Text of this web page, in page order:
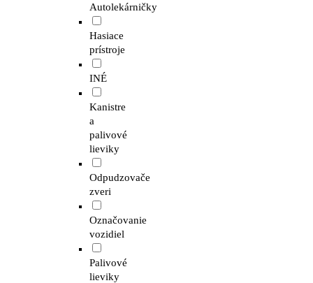
Autolekárničky
Hasiace
prístroje
INÉ
Kanistre
a
palivové
lieviky
Odpudzovače
zveri
Označovanie
vozidiel
Palivové
lieviky